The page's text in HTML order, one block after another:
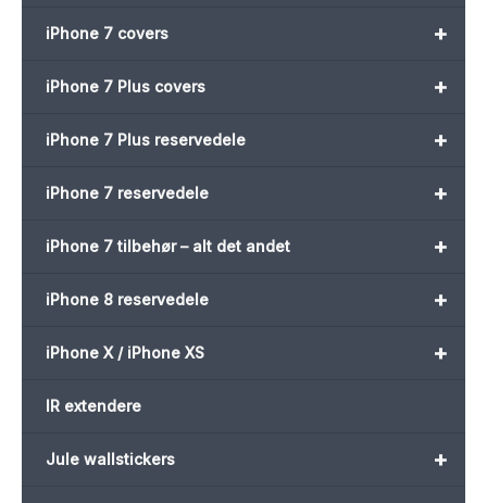
+
iPhone 7 covers
+
iPhone 7 Plus covers
+
iPhone 7 Plus reservedele
+
iPhone 7 reservedele
+
iPhone 7 tilbehør – alt det andet
+
iPhone 8 reservedele
+
iPhone X / iPhone XS
IR extendere
+
Jule wallstickers